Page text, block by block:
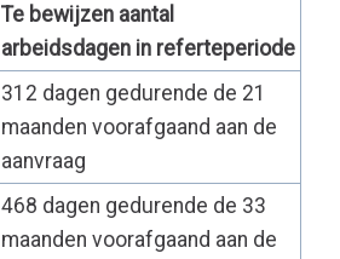
Te bewijzen aantal
arbeidsdagen in referteperiode
312 dagen gedurende de 21
maanden voorafgaand aan de
aanvraag
468 dagen gedurende de 33
maanden voorafgaand aan de